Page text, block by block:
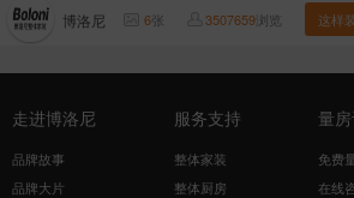
博洛尼 6张 3507659浏览 这样
走进博洛尼
品牌故事
品牌大片
服务支持
整体家装
整体厨房
量
免费
在线